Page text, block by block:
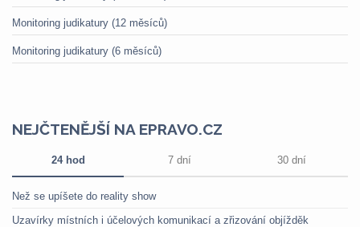
Monitoring judikatury (12 měsíců)
Monitoring judikatury (6 měsíců)
NEJČTENĚJŠÍ NA EPRAVO.CZ
24 hod 7 dní 30 dní
Než se upíšete do reality show
Uzavírky místních i účelových komunikací a zřizování objížděk